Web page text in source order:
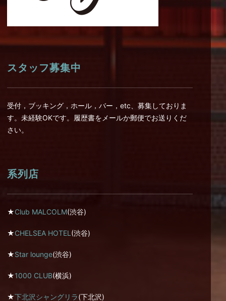
スタッフ募集中
受付，ブッキング，ホール，バー，etc、募集しておりま
す。未経験OKです。履歴書をメールか郵便でお送りくだ
さい。
系列店
★Club MALCOLM(渋谷)
★CHELSEA HOTEL (渋谷)
★Star lounge(渋谷)
★1000 CLUB(横浜)
★下北沢シャングリラ(下北沢)